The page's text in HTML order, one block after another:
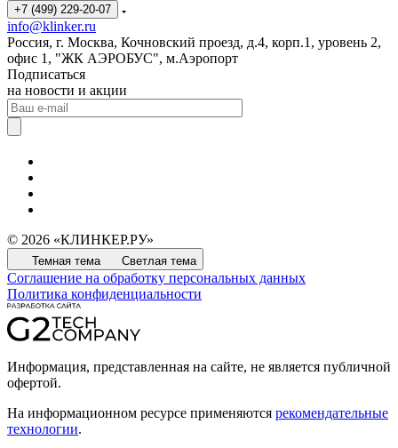
+7 (499) 229-20-07
info@klinker.ru
Россия, г. Москва, Кочновский проезд, д.4, корп.1, уровень 2,
офис 1, "ЖК АЭРОБУС", м.Аэропорт
Подписаться
на новости и акции
© 2026 «КЛИНКЕР.РУ»
Темная тема Светлая тема
Соглашение на обработку персональных данных
Политика конфиденциальности
Информация, представленная на сайте, не является публичной
офертой.
На информационном ресурсе применяются рекомендательные
технологии.